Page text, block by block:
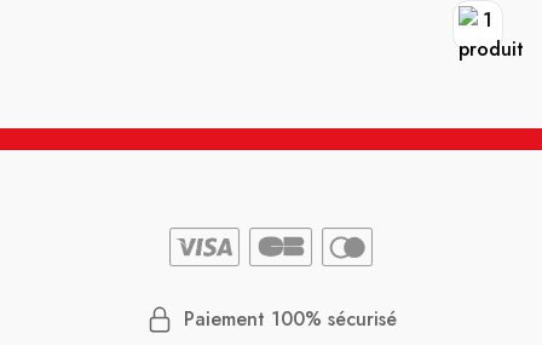
Paiement 100% sécurisé